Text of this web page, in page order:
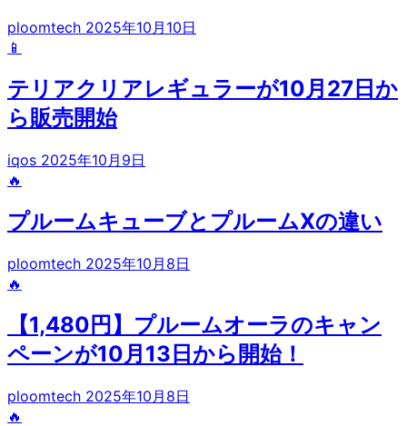
ploomtech 2025年10月10日
📱
テリアクリアレギュラーが10月27日か
ら販売開始
iqos 2025年10月9日
🔥
プルームキューブとプルームXの違い
ploomtech 2025年10月8日
🔥
【1,480円】プルームオーラのキャン
ペーンが10月13日から開始！
ploomtech 2025年10月8日
🔥